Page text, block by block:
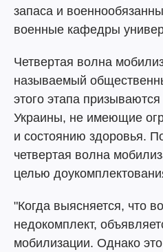
запаса и
военные кафедры
Четвертая волна
называемый
этого этапа
Украины, не имеющие
и состоянию здоровья.
четвертая волна
целью
"Когда выясняется, что
недокомплект,
мобилизации. Однако это